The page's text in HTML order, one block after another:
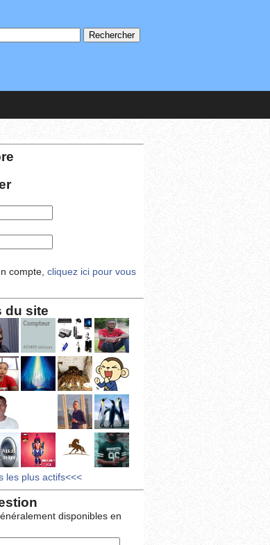
compte, cliquez ici pour vous
du site
les plus actifs<<<
disponibles en